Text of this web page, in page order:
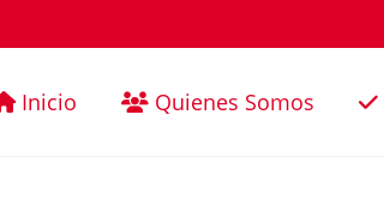
Inicio Quienes Somos